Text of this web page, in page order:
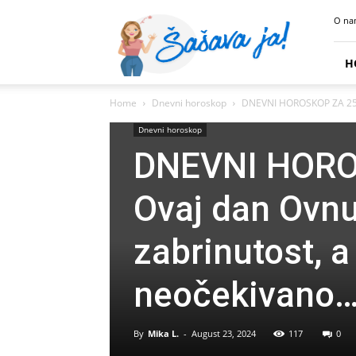
Ja
O
Home Dnevni horoskop DNEVNI HOROSKOP ZA
Dnevni horoskop
DNEVNI
Ovaj dan
zabrinutost,
By Mika L. - August 23, 2024 117 0